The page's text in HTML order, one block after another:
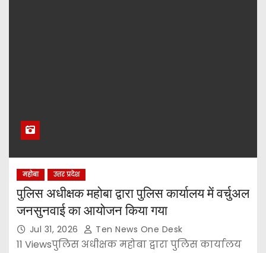
महोबा उत्तर प्रदेश
पुलिस अधीक्षक महोबा द्वारा पुलिस कार्यालय में वर्चुअल
जनसुनवाई का आयोजन किया गया
Jul 31, 2026 Ten News One Desk
11 Viewsपुलिस अधीक्षक महोबा द्वारा पुलिस कार्यालय